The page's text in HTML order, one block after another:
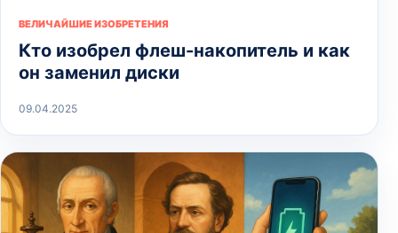
ВЕЛИЧАЙШИЕ ИЗОБРЕТЕНИЯ
Кто изобрел флеш-накопитель и как
он заменил диски
09.04.2025